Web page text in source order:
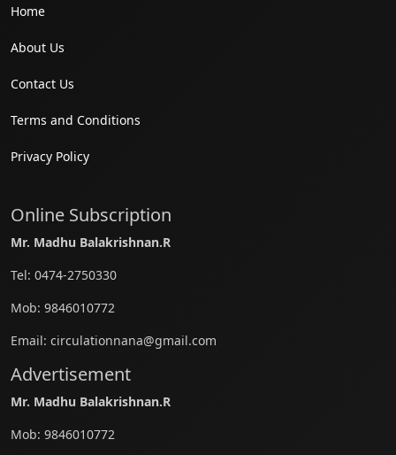
Home
About Us
Contact Us
Terms and Conditions
Privacy Policy
Online Subscription
Mr. Madhu Balakrishnan.R
Tel: 0474-2750330
Mob: 9846010772
Email: circulationnana@gmail.com
Advertisement
Mr. Madhu Balakrishnan.R
Mob: 9846010772